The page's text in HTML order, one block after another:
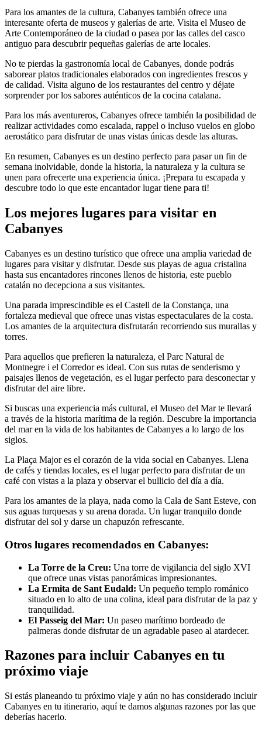
Para los amantes de la cultura, Cabanyes también ofrece una
interesante oferta de museos y galerías de arte. Visita el Museo de
Arte Contemporáneo de la ciudad o pasea por las calles del casco
antiguo para descubrir pequeñas galerías de arte locales.
No te pierdas la gastronomía local de Cabanyes, donde podrás
saborear platos tradicionales elaborados con ingredientes frescos y
de calidad. Visita alguno de los restaurantes del centro y déjate
sorprender por los sabores auténticos de la cocina catalana.
Para los más aventureros, Cabanyes ofrece también la posibilidad de
realizar actividades como escalada, rappel o incluso vuelos en globo
aerostático para disfrutar de unas vistas únicas desde las alturas.
En resumen, Cabanyes es un destino perfecto para pasar un fin de
semana inolvidable, donde la historia, la naturaleza y la cultura se
unen para ofrecerte una experiencia única. ¡Prepara tu escapada y
descubre todo lo que este encantador lugar tiene para ti!
Los mejores lugares para visitar en
Cabanyes
Cabanyes es un destino turístico que ofrece una amplia variedad de
lugares para visitar y disfrutar. Desde sus playas de agua cristalina
hasta sus encantadores rincones llenos de historia, este pueblo
catalán no decepciona a sus visitantes.
Una parada imprescindible es el Castell de la Constança, una
fortaleza medieval que ofrece unas vistas espectaculares de la costa.
Los amantes de la arquitectura disfrutarán recorriendo sus murallas y
torres.
Para aquellos que prefieren la naturaleza, el Parc Natural de
Montnegre i el Corredor es ideal. Con sus rutas de senderismo y
paisajes llenos de vegetación, es el lugar perfecto para desconectar y
disfrutar del aire libre.
Si buscas una experiencia más cultural, el Museo del Mar te llevará
a través de la historia marítima de la región. Descubre la importancia
del mar en la vida de los habitantes de Cabanyes a lo largo de los
siglos.
La Plaça Major es el corazón de la vida social en Cabanyes. Llena
de cafés y tiendas locales, es el lugar perfecto para disfrutar de un
café con vistas a la plaza y observar el bullicio del día a día.
Para los amantes de la playa, nada como la Cala de Sant Esteve, con
sus aguas turquesas y su arena dorada. Un lugar tranquilo donde
disfrutar del sol y darse un chapuzón refrescante.
Otros lugares recomendados en Cabanyes:
La Torre de la Creu: Una torre de vigilancia del siglo XVI
que ofrece unas vistas panorámicas impresionantes.
La Ermita de Sant Eudald: Un pequeño templo románico
situado en lo alto de una colina, ideal para disfrutar de la paz y
tranquilidad.
El Passeig del Mar: Un paseo marítimo bordeado de
palmeras donde disfrutar de un agradable paseo al atardecer.
Razones para incluir Cabanyes en tu
próximo viaje
Si estás planeando tu próximo viaje y aún no has considerado incluir
Cabanyes en tu itinerario, aquí te damos algunas razones por las que
deberías hacerlo.